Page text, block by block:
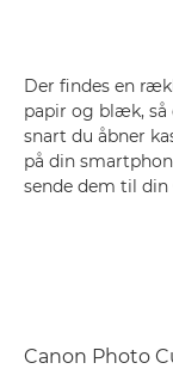
Der findes en
papir og blæk, så
snart du åbner
på din
sende dem til
Canon Photo